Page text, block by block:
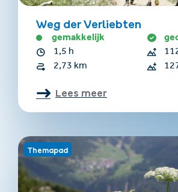
Weg der Verliebten
gemakkelijk
1,5 h
2,73 km
Lees meer
Themapad